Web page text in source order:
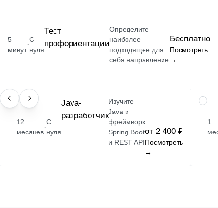
5
минут
·
С
нуля
Тест
профориентации
Определите
наиболее
подходящее для
себя направление
Бесплатно
Посмотреть
→
ПРОФЕССИЯ
12
месяцев
·
С
нуля
Java-
разработчик
Изучите
Java и
фреймворк
Spring Boot
и REST API
от 2 400 ₽
Посмотреть
→
1